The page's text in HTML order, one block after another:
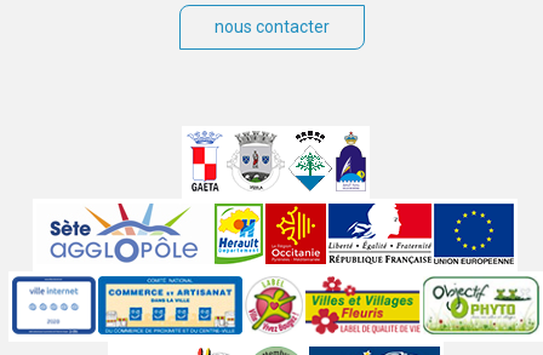
nous contacter
partenaires
Labels